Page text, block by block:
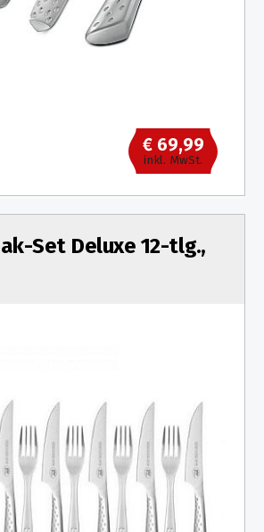
€ 69,99
inkl. MwSt.
Set Deluxe 12-tlg.,